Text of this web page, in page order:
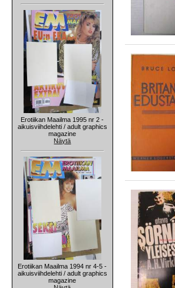
Erotiikan Maailma 1995 nr 2 -
aikuisviihdelehti / adult graphics
magazine
Näytä
Erotiikan Maailma 1994 nr 4-5 -
aikuisviihdelehti / adult graphics
magazine